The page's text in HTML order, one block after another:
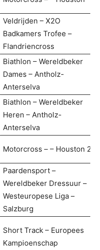
Veldrijden – X2O
Badkamers Trofee –
Flandriencross
Biathlon – Wereldbeker
Dames – Antholz-
Anterselva
Biathlon – Wereldbeker
Heren – Antholz-
Anterselva
Motorcross – – Houston 2
Paardensport –
Wereldbeker Dressuur –
Westeuropese Liga –
Salzburg
Short Track – Europees
Kampioenschap